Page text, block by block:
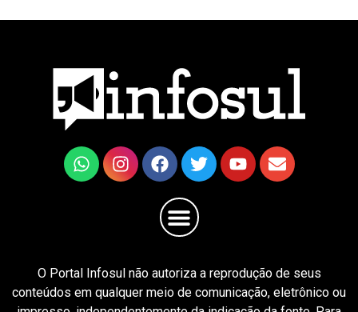
O Portal Infosul não autoriza a reprodução de seus
conteúdos em qualquer meio de comunicação, eletrônico ou